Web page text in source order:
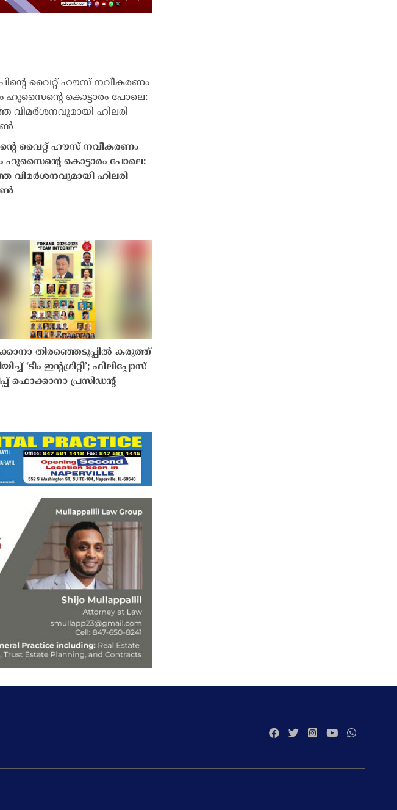
വൈറ്റ് ഹൗസ് നവീകരണം
ഹുസൈൻ്റെ കൊട്ടാരം പോലെ:
വിമർശനവുമായി ഹിലരി
തിരഞ്ഞെടുപ്പിൽ കരുത്ത്
‘ടീം ഇൻ്റഗ്രിറ്റി’; ഫിലിപ്പോസ്
ഫൊക്കാനാ പ്രസിഡൻ്റ്